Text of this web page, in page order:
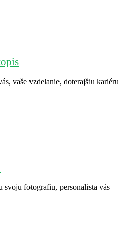
vaše vzdelanie, doterajšiu
fotografiu, personalista vás